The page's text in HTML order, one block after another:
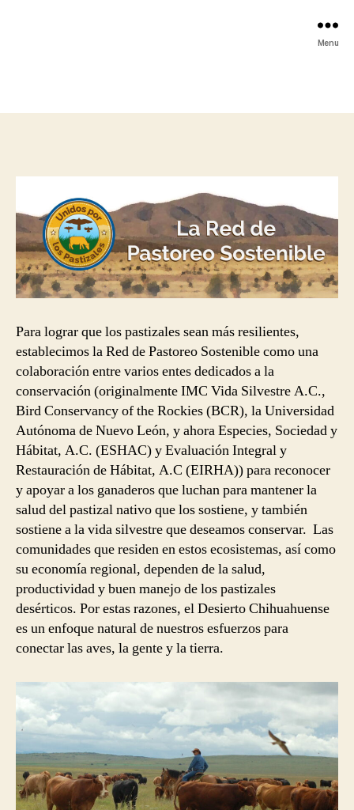
Menu
Para lograr que los pastizales sean más resilientes,
establecimos la Red de Pastoreo Sostenible como una
colaboración entre varios entes dedicados a la
conservación (originalmente IMC Vida Silvestre A.C.,
Bird Conservancy of the Rockies (BCR), la Universidad
Autónoma de Nuevo León, y ahora Especies, Sociedad y
Hábitat, A.C. (ESHAC) y Evaluación Integral y
Restauración de Hábitat, A.C (EIRHA)) para reconocer
y apoyar a los ganaderos que luchan para mantener la
salud del pastizal nativo que los sostiene, y también
sostiene a la vida silvestre que deseamos conservar. Las
comunidades que residen en estos ecosistemas, así como
su economía regional, dependen de la salud,
productividad y buen manejo de los pastizales
desérticos. Por estas razones, el Desierto Chihuahuense
es un enfoque natural de nuestros esfuerzos para
conectar las aves, la gente y la tierra.